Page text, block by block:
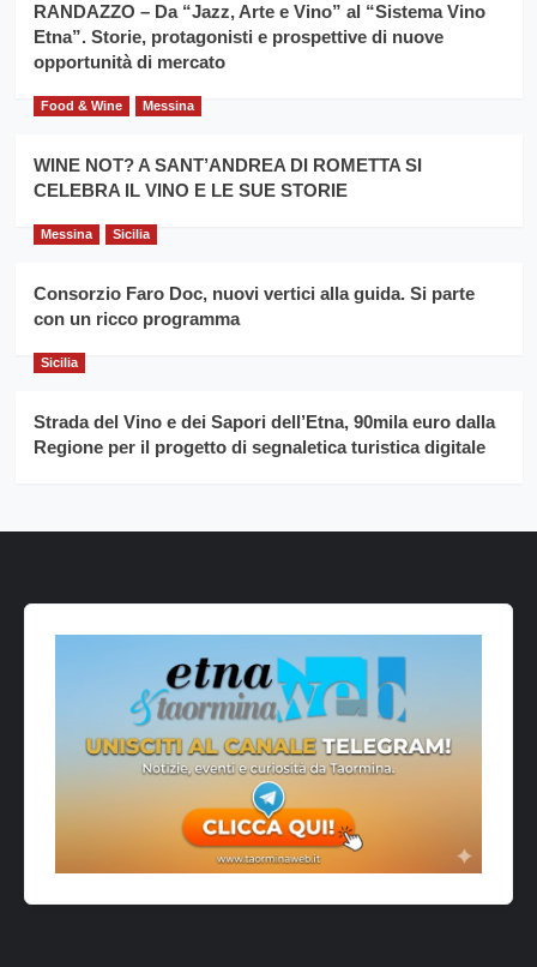
Franco
Caruso
RANDAZZO – Da “Jazz, Arte e Vino” al “Sistema Vino
Etna”. Storie, protagonisti e prospettive di nuove
opportunità di mercato
Food & Wine Messina
WINE NOT? A SANT’ANDREA DI ROMETTA SI
CELEBRA IL VINO E LE SUE STORIE
Messina Sicilia
Consorzio Faro Doc, nuovi vertici alla guida. Si parte
con un ricco programma
Sicilia
Strada del Vino e dei Sapori dell’Etna, 90mila euro dalla
Regione per il progetto di segnaletica turistica digitale